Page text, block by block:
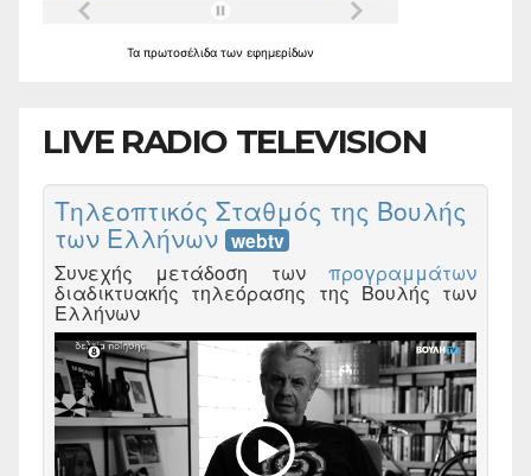
Τα πρωτοσέλιδα των εφημερίδων
LIVE RADIO TELEVISION